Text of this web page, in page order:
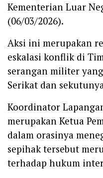
Kementerian Luar
(06/03/2026).
‎Aksi ini merupakan
eskalasi konflik di
serangan militer
Serikat dan
‎Koordinator
merupakan Ketua
dalam orasinya
sepihak tersebut
terhadap hukum